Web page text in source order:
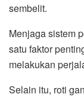
sembelit.
Menjaga sistem
satu faktor
melakukan
Selain itu, roti